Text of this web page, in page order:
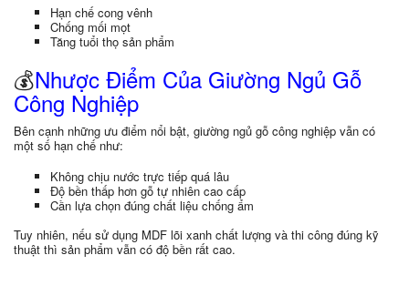
Hạn chế cong vênh
Chống mối mọt
Tăng tuổi thọ sản phẩm
💰Nhược Điểm Của Giường Ngủ Gỗ
Công Nghiệp
Bên cạnh những ưu điểm nổi bật, giường ngủ gỗ công nghiệp vẫn có
một số hạn chế như:
Không chịu nước trực tiếp quá lâu
Độ bền thấp hơn gỗ tự nhiên cao cấp
Cần lựa chọn đúng chất liệu chống ẩm
Tuy nhiên, nếu sử dụng MDF lõi xanh chất lượng và thi công đúng kỹ
thuật thì sản phẩm vẫn có độ bền rất cao.